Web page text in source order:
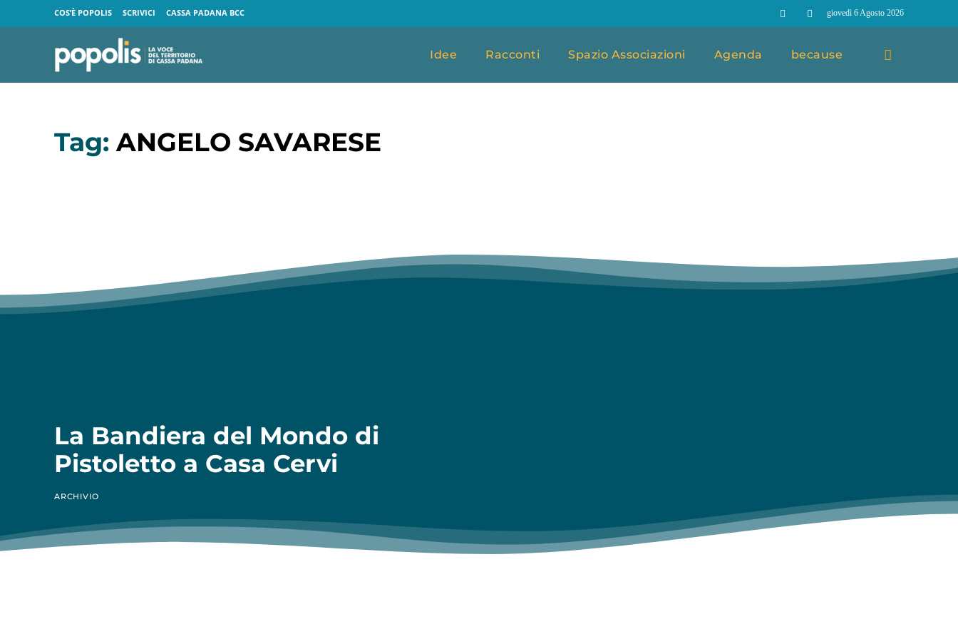
COS’È POPOLIS SCRIVICI CASSA PADANA BCC giovedì 6 Agosto 2026
Idee Racconti Spazio Associazioni Agenda because
Tag:ANGELO SAVARESE
La Bandiera del Mondo di
Pistoletto a Casa Cervi
ARCHIVIO